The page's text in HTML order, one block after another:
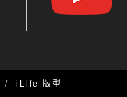
iLife 版型